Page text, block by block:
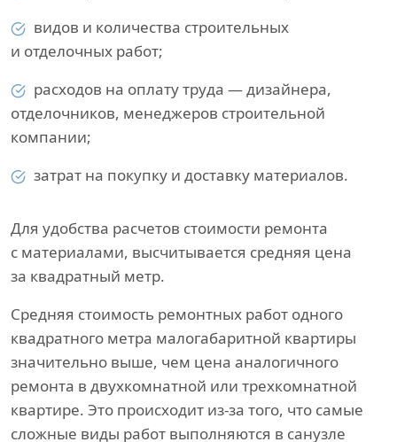
видов и количества строительных
и отделочных работ;
расходов на оплату труда — дизайнера,
отделочников, менеджеров строительной
компании;
затрат на покупку и доставку материалов.
Для удобства расчетов стоимости ремонта
с материалами, высчитывается средняя цена
за квадратный метр.
Средняя стоимость ремонтных работ одного
квадратного метра малогабаритной квартиры
значительно выше, чем цена аналогичного
ремонта в двухкомнатной или трехкомнатной
квартире. Это происходит из-за того, что самые
сложные виды работ выполняются в санузле